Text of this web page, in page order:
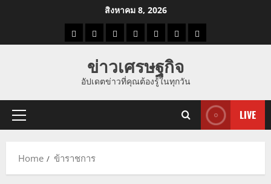
สิงหาคม 8, 2026
ราคาแนว
ราคา
ทอง
ข่าว
นี้
ข่าว
ดูด
ที่
ผู้ชาย
ข่าวเศรษฐกิจ
อัปเดตข่าวที่คุณต้องรู้ในทุกวัน
Primary
LIVE
Home ข้าราชการ